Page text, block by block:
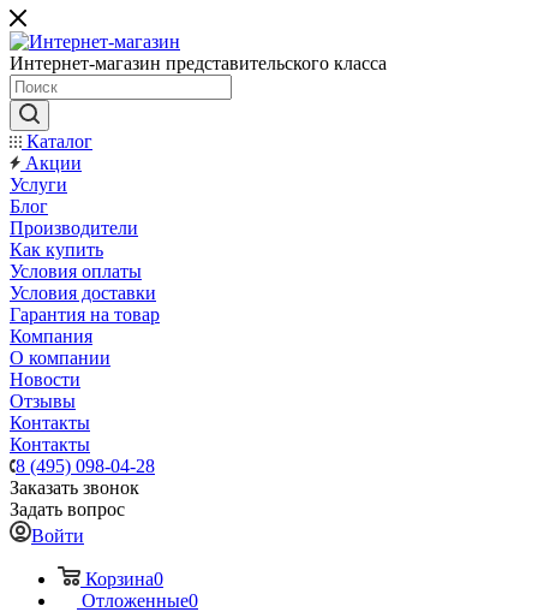
Интернет-магазин представительского класса
Каталог
Акции
Услуги
Блог
Производители
Как купить
Условия оплаты
Условия доставки
Гарантия на товар
Компания
О компании
Новости
Отзывы
Контакты
Контакты
8 (495) 098-04-28
Заказать звонок
Задать вопрос
Войти
Корзина0
Отложенные0